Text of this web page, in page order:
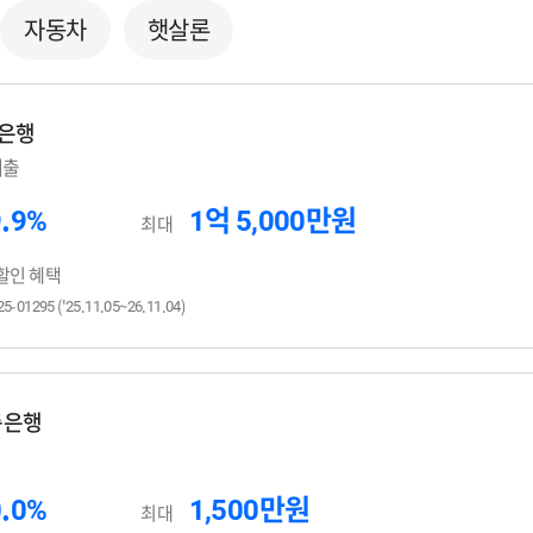
자동차 햇살론
행
최대 1억 5,000만원
인 혜택
01295 ('25.11.05~26.11.04)
행
최대 1,500만원